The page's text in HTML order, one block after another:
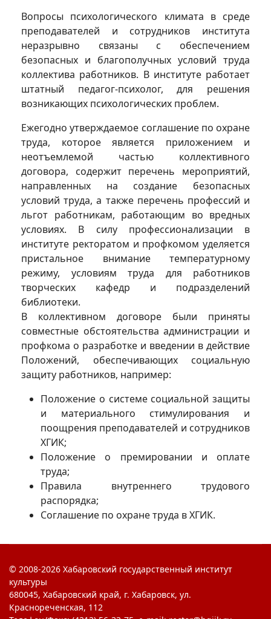
Вопросы психологического климата в среде
преподавателей и сотрудников института
неразрывно связаны с обеспечением
безопасных и благополучных условий труда
коллектива работников. В институте работает
штатный педагог-психолог, для решения
возникающих психологических проблем.
Ежегодно утверждаемое соглашение по охране
труда, которое является приложением и
неотъемлемой частью коллективного
договора, содержит перечень мероприятий,
направленных на создание безопасных
условий труда, а также перечень профессий и
льгот работникам, работающим во вредных
условиях. В силу профессионализации в
институте ректоратом и профкомом уделяется
пристальное внимание температурному
режиму, условиям труда для работников
творческих кафедр и подразделений
библиотеки.
В коллективном договоре были приняты
совместные обстоятельства администрации и
профкома о разработке и введении в действие
Положений, обеспечивающих социальную
защиту работников, например:
Положение о системе социальной защиты
и материального стимулирования и
поощрения преподавателей и сотрудников
ХГИК;
Положение о премировании и оплате
труда;
Правила внутреннего трудового
распорядка;
Соглашение по охране труда в ХГИК.
© 2008-2026 Хабаровский государственный институт
культуры
680045, Хабаровский край, г. Хабаровск, ул.
Краснореченская, 112